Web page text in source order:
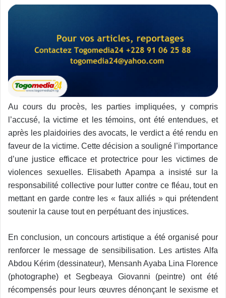
Au cours du procès, les parties impliquées, y compris
l’accusé, la victime et les témoins, ont été entendues, et
après les plaidoiries des avocats, le verdict a été rendu en
faveur de la victime. Cette décision a souligné l’importance
d’une justice efficace et protectrice pour les victimes de
violences sexuelles. Elisabeth Apampa a insisté sur la
responsabilité collective pour lutter contre ce fléau, tout en
mettant en garde contre les « faux alliés » qui prétendent
soutenir la cause tout en perpétuant des injustices.
En conclusion, un concours artistique a été organisé pour
renforcer le message de sensibilisation. Les artistes Alfa
Abdou Kérim (dessinateur), Mensanh Ayaba Lina Florence
(photographe) et Segbeaya Giovanni (peintre) ont été
récompensés pour leurs œuvres dénonçant le sexisme et